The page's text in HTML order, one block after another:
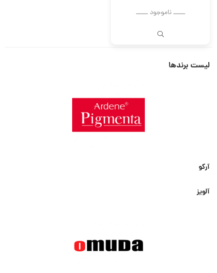
ــــــ ناموجود ــــــ
لیست برندها
آرکو
آلویز